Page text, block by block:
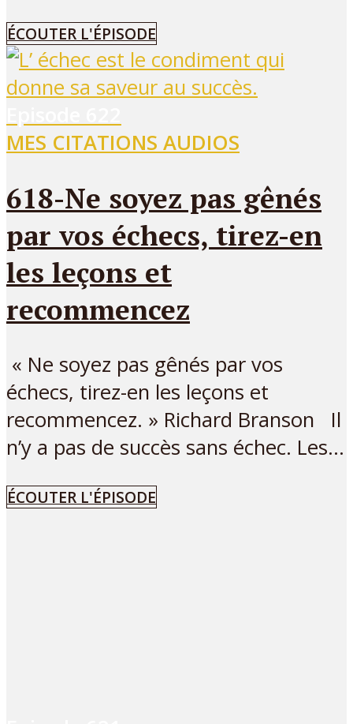
ÉCOUTER L'ÉPISODE
MES CITATIONS AUDIOS
618-Ne soyez pas gênés
par vos échecs, tirez-en
les leçons et
recommencez
« Ne soyez pas gênés par vos
échecs, tirez-en les leçons et
recommencez. » Richard Branson Il
n’y a pas de succès sans échec. Les...
ÉCOUTER L'ÉPISODE